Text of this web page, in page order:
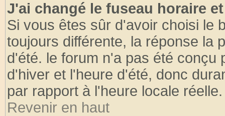
J'ai changé le fuseau horaire
Si vous êtes sûr d'avoir choisi le
toujours différente, la réponse la
d'été. le forum n'a pas été conçu
d'hiver et l'heure d'été, donc
par rapport à l'heure locale réelle.
Revenir en haut